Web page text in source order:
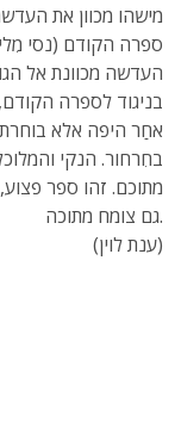
העדשה מכוונת אל
בניגוד לספרה
אחַר היפה אלא בוחרת
בחִרחור. הנקי
מתוכם. זהו ספר
גם צומח מתוכה.
(ענת לוין)